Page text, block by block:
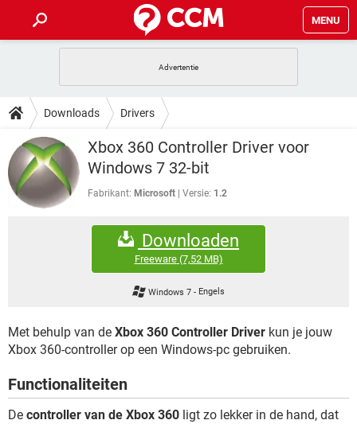
MENU
INSTAGRAM
NETFLIX CORONAVIRUS
GRATIS SNAPCHAT
TIKTOK
HOW-TO
VIDEOBELLEN
INSTAGRAM
NETFLIX
DOWNLOADS
VIDEOBELLEN GAMES
INSTAGRAM WINDOWS 10
CORONAVIRUS
SNAPCHAT
FORUM
WINDOWS 10
CORONAVIRUS
SNAPCHAT
GAMES
GRATIS SNAPCHAT
Downloads Drivers
Xbox 360 Controller Driver voor
Windows 7 32-bit
Fabrikant: Microsoft Versie: 1.2
Downloaden
Freeware(7,52 MB)
Windows 7- Engels
Met behulp van de Xbox 360 Controller Driver kun je jouw
Xbox 360-controller op een Windows-pc gebruiken.
Functionaliteiten
De controller van de Xbox 360 ligt zo lekker in de hand, dat